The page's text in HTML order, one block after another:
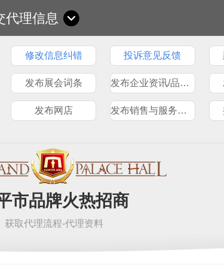
代理信息
修改信息纠错 投诉意见反馈
发布展会词条 发布企业资讯/品牌文章
发布网店 发布销售与服务网点
市品牌火热招商
获取代理流程-代理资料